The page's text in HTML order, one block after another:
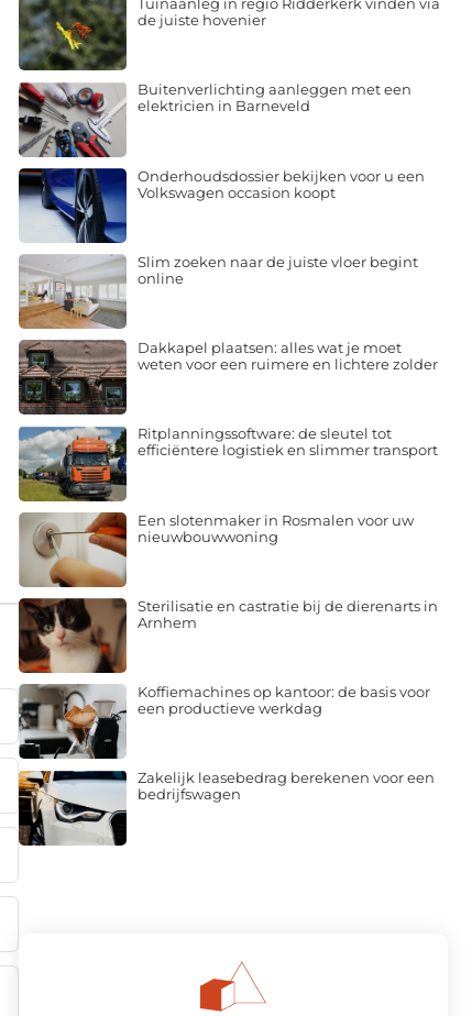
de juiste hovenier
Buitenverlichting aanleggen met een
elektricien in Barneveld
Onderhoudsdossier bekijken voor u een
Volkswagen occasion koopt
Slim zoeken naar de juiste vloer begint
online
Dakkapel plaatsen: alles wat je moet
weten voor een ruimere en lichtere zolder
Ritplanningssoftware: de sleutel tot
efficiëntere logistiek en slimmer transport
Een slotenmaker in Rosmalen voor uw
nieuwbouwwoning
Sterilisatie en castratie bij de dierenarts in
Arnhem
Koffiemachines op kantoor: de basis voor
een productieve werkdag
Zakelijk leasebedrag berekenen voor een
bedrijfswagen